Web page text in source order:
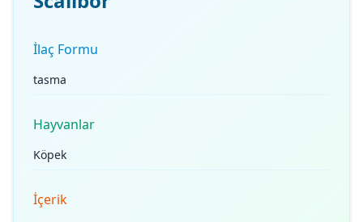
İlaç Formu
tasma
Hayvanlar
Köpek
İçerik